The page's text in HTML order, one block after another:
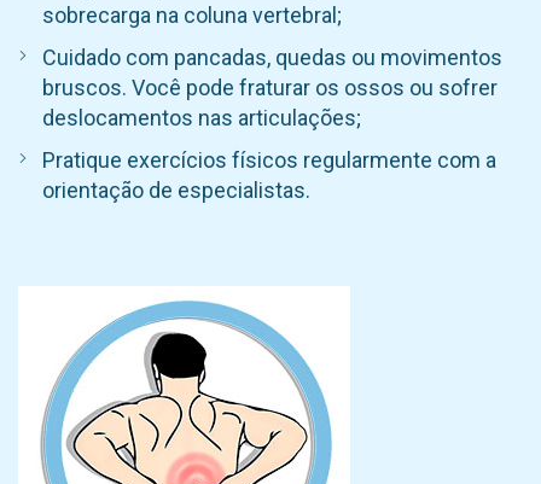
sobrecarga na coluna vertebral;
Cuidado com pancadas, quedas ou movimentos
bruscos. Você pode fraturar os ossos ou sofrer
deslocamentos nas articulações;
Pratique exercícios físicos regularmente com a
orientação de especialistas.